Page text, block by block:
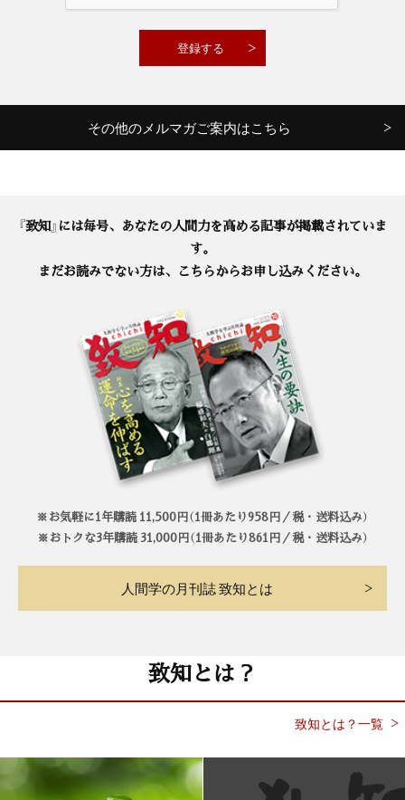
その他のメルマガご案内はこちら
『致知』には毎号、あなたの人間力を高める記事が掲載されていま
す。
まだお読みでない方は、こちらからお申し込みください。
※お気軽に1年購読 11,500円（1冊あたり958円／税・送料込み）
※おトクな3年購読 31,000円（1冊あたり861円／税・送料込み）
人間学の月刊誌 致知とは
致知とは？
致知とは？一覧